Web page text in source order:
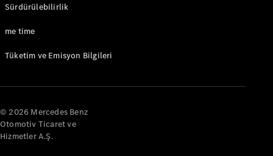
Sürdürülebilirlik
me time
Tüketim ve Emisyon Bilgileri
© 2026 Mercedes Benz
Otomotiv Ticaret ve
Hizmetler A.Ş.